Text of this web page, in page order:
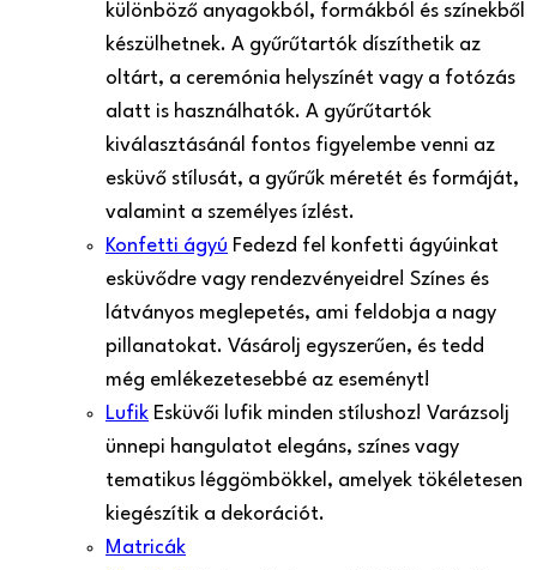
különböző anyagokból, formákból és színekből
készülhetnek. A gyűrűtartók díszíthetik az
oltárt, a ceremónia helyszínét vagy a fotózás
alatt is használhatók. A gyűrűtartók
kiválasztásánál fontos figyelembe venni az
esküvő stílusát, a gyűrűk méretét és formáját,
valamint a személyes ízlést.
Konfetti ágyú Fedezd fel konfetti ágyúinkat
esküvődre vagy rendezvényeidre! Színes és
látványos meglepetés, ami feldobja a nagy
pillanatokat. Vásárolj egyszerűen, és tedd
még emlékezetesebbé az eseményt!
Lufik Esküvői lufik minden stílushoz! Varázsolj
ünnepi hangulatot elegáns, színes vagy
tematikus léggömbökkel, amelyek tökéletesen
kiegészítik a dekorációt.
Matricák